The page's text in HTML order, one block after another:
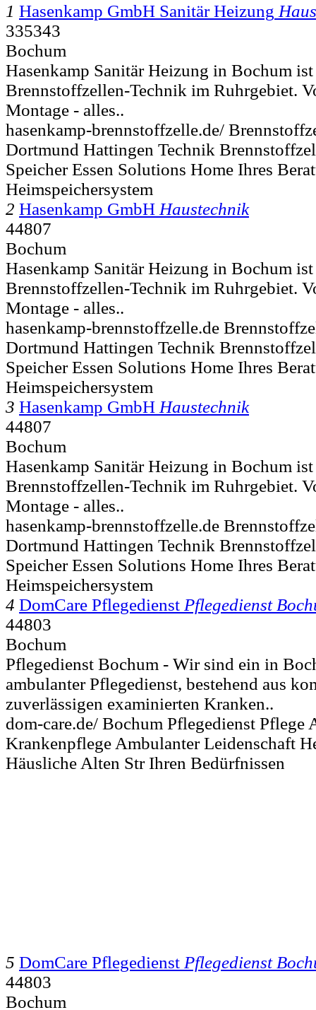
1 Hasenkamp GmbH Sanitär Heizung
335343
Bochum
Hasenkamp Sanitär Heizung in Bochum
Brennstoffzellen-Technik im Ruhrgebiet.
Montage - alles..
hasenkamp-brennstoffzelle.de/
Dortmund Hattingen Technik
Speicher Essen Solutions Home Ihres
Heimspeichersystem
2 Hasenkamp GmbH Haustechnik
44807
Bochum
Hasenkamp Sanitär Heizung in Bochum
Brennstoffzellen-Technik im Ruhrgebiet.
Montage - alles..
hasenkamp-brennstoffzelle.de
Dortmund Hattingen Technik
Speicher Essen Solutions Home Ihres
Heimspeichersystem
3 Hasenkamp GmbH Haustechnik
44807
Bochum
Hasenkamp Sanitär Heizung in Bochum
Brennstoffzellen-Technik im Ruhrgebiet.
Montage - alles..
hasenkamp-brennstoffzelle.de
Dortmund Hattingen Technik
Speicher Essen Solutions Home Ihres
Heimspeichersystem
4 DomCare Pflegedienst Pflegedienst
44803
Bochum
Pflegedienst Bochum - Wir sind ein in
ambulanter Pflegedienst, bestehend aus
zuverlässigen examinierten Kranken..
dom-care.de/ Bochum Pflegedienst Pflege
Krankenpflege Ambulanter Leidenschaft
Häusliche Alten Str Ihren Bedürfnissen
5 DomCare Pflegedienst Pflegedienst
44803
Bochum